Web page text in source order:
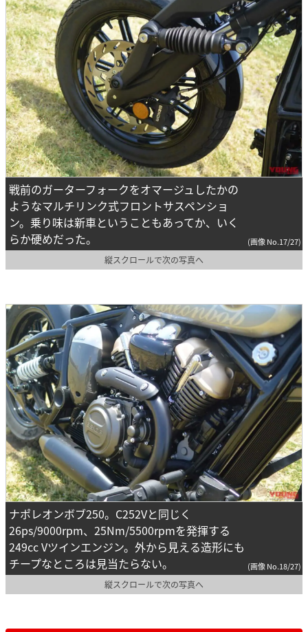
戦前のガーターフォークをオマージュしたかの
ようなマルチリンク式フロントサスペンショ
ン。乗り味は新車ということもあってか、いく
らか硬めだった。
(画像 No.17/27)
縦スクロールで次の写真へ
ナポレオンボブ250。C252Vと同じく
26ps/9000rpm、25Nm/5500rpmを発揮する
249cc Vツインエンジン。外から見える造形にも
チープなところは見当たらない。
(画像 No.18/27)
縦スクロールで次の写真へ